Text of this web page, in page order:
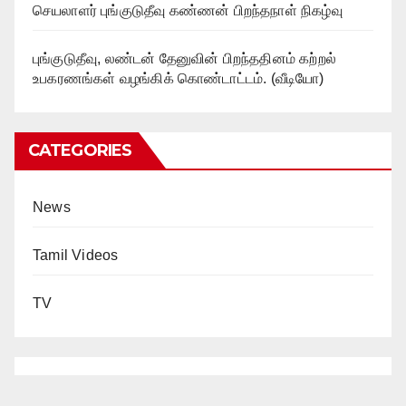
செயலாளர் புங்குடுதீவு கண்ணன் பிறந்தநாள் நிகழ்வு
புங்குடுதீவு, லண்டன் தேனுவின் பிறந்ததினம் கற்றல்
உபகரணங்கள் வழங்கிக் கொண்டாட்டம். (வீடியோ)
CATEGORIES
News
Tamil Videos
TV